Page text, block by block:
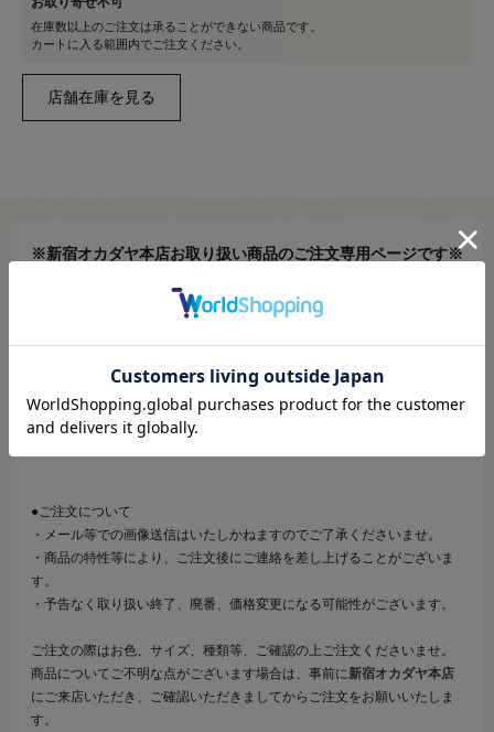
在庫数以上のご注文は承ることができない商品です。
カートに入る範囲内でご注文ください。
※新宿オカダヤ本店お取り扱い商品のご注文専用ページです※
こちらのページは、店頭にてあらかじめ商品詳細および商品コード
をご確認いただいた上でご注文いただけるページです。
口では承っておりません。
併せて下記のご説明事項につきましてもご確認、ご了承の上、ご注
文いただきますようお願いいたします。
●ご注文について
・メール等での画像送信はいたしかねますのでご了承くださいませ。
・商品の特性等により、ご注文後にご連絡を差し上げることがございま
す。
・予告なく取り扱い終了、廃番、価格変更になる可能性がございます。
ご注文の際はお色、サイズ、種類等、ご確認の上ご注文くださいませ。
商品についてご不明な点がございます場合は、事前に新宿オカダヤ本店
にご来店いただき、ご確認いただきましてからご注文をお願いいたしま
す。